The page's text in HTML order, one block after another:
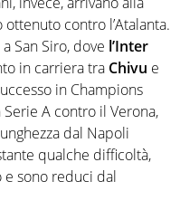
contro l’Atalanta.
San Siro, dove l’Inter
in carriera tra Chivu e
in Champions
A contro il Verona,
dal Napoli
qualche difficoltà,
sono reduci dal